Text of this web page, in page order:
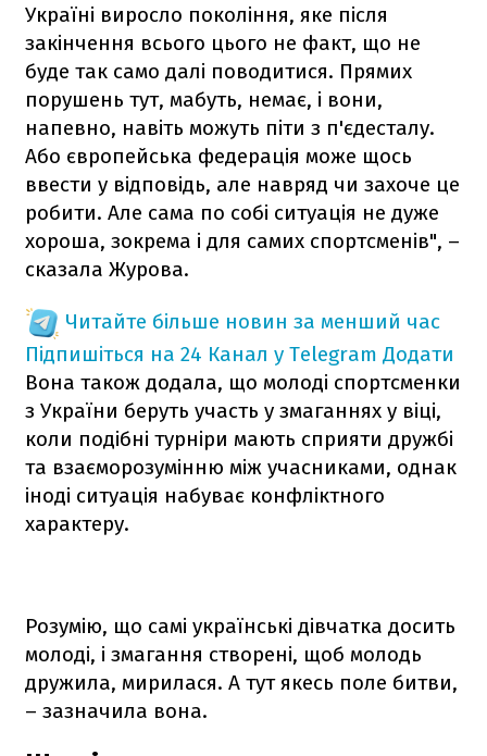
Україні виросло покоління, яке після
закінчення всього цього не факт, що не
буде так само далі поводитися. Прямих
порушень тут, мабуть, немає, і вони,
напевно, навіть можуть піти з п'єдесталу.
Або європейська федерація може щось
ввести у відповідь, але навряд чи захоче це
робити. Але сама по собі ситуація не дуже
хороша, зокрема і для самих спортсменів", –
сказала Журова.
Читайте більше новин за менший час
Підпишіться на 24 Канал у Telegram Додати
Вона також додала, що молоді спортсменки
з України беруть участь у змаганнях у віці,
коли подібні турніри мають сприяти дружбі
та взаєморозумінню між учасниками, однак
іноді ситуація набуває конфліктного
характеру.
Розумію, що самі українські дівчатка досить
молоді, і змагання створені, щоб молодь
дружила, мирилася. А тут якесь поле битви,
– зазначила вона.